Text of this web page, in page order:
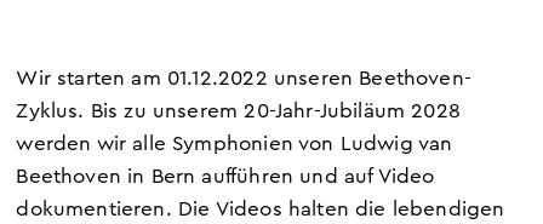
Wir starten am 01.12.2022 unseren Beethoven-
Zyklus. Bis zu unserem 20-Jahr-Jubiläum 2028
werden wir alle Symphonien von Ludwig van
Beethoven in Bern aufführen und auf Video
dokumentieren. Die Videos halten die lebendigen